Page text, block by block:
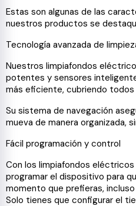
Estas son algunas de las
nuestros productos se
Tecnología avanzada de
Nuestros limpiafondos
potentes y sensores
más eficiente, cubriendo
Su sistema de navegación
mueva de manera organizada,
Fácil programación y control
Con los limpiafondos eléctricos
programar el dispositivo para
momento que prefieras,
Solo tienes que configurar el